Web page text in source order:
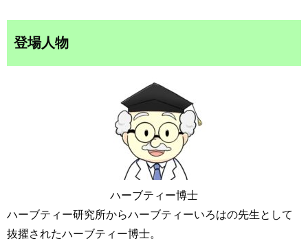
登場人物
ハーブティー博士
ハーブティー研究所からハーブティーいろはの先生として
抜擢されたハーブティー博士。